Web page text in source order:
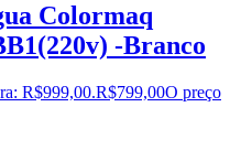
Colormaq
-Branco
R$999,00.R$799,00O preço